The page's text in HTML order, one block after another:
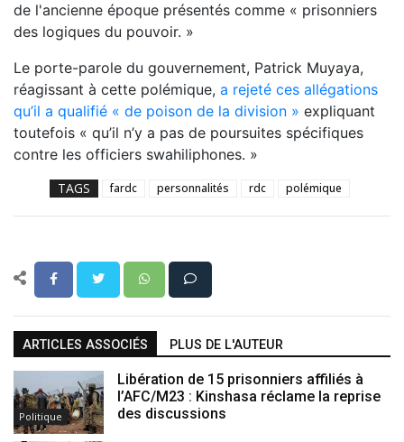
de l'ancienne époque présentés comme « prisonniers
des logiques du pouvoir. »
Le porte-parole du gouvernement, Patrick Muyaya,
réagissant à cette polémique, a rejeté ces allégations
qu’il a qualifié « de poison de la division » expliquant
toutefois « qu’il n’y a pas de poursuites spécifiques
contre les officiers swahiliphones. »
TAGS fardc personnalités rdc polémique
ARTICLES ASSOCIÉS PLUS DE L'AUTEUR
Politique
Libération de 15 prisonniers affiliés à
l’AFC/M23 : Kinshasa réclame la reprise
des discussions